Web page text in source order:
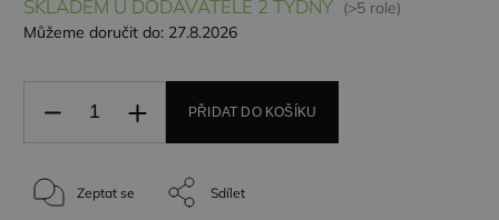
SKLADEM U DODAVATELE 2 TÝDNY (>5 role)
Můžeme doručit do: 27.8.2026
PŘIDAT DO KOŠÍKU
Zeptat se Sdílet